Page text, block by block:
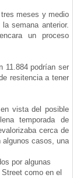
meses y medio
semana anterior.
un proceso
11.884 podrían ser
resitencia a tener
vista del posible
temporada de
cerca de
casos, una
por algunas
como en el